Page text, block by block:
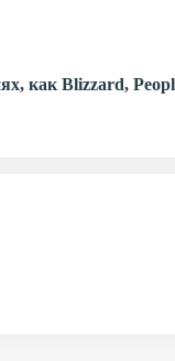
как Blizzard,